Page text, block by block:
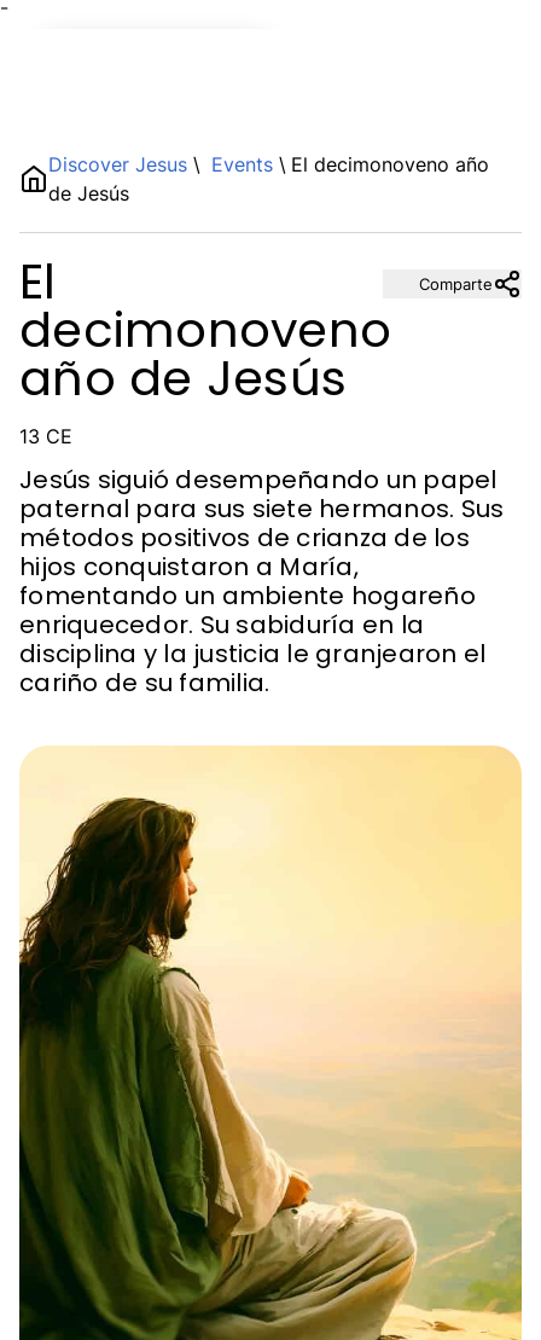
¯
Discover Jesus \ Events \ El decimonoveno año
de Jesús
El
decimonoveno
año de Jesús
13 CE
Jesús siguió desempeñando un papel
paternal para sus siete hermanos. Sus
métodos positivos de crianza de los
hijos conquistaron a María,
fomentando un ambiente hogareño
enriquecedor. Su sabiduría en la
disciplina y la justicia le granjearon el
cariño de su familia.
Comparte
Description